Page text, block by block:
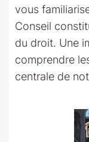
vous
Conseil
du droit. Une
comprendre
centrale de